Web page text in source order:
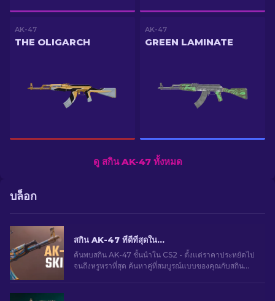
AK-47
THE OLIGARCH
AK-47
GREEN LAMINATE
ดู สกิน AK-47 ทั้งหมด
บล็อก
สกิน AK-47 ที่ดีที่สุดใน CS2: ตั้งแต่ถูกไปจนถึงแพง
ค้นพบสกิน AK-47 ชั้นนำใน CS2 - ตั้งแต่ราคาประหยัดไป
จนถึงหรูหราที่สุด ค้นหาคู่ที่สมบูรณ์แบบของคุณกับสกิน